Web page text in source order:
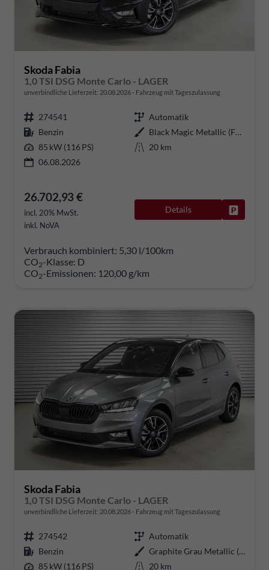
Skoda Fabia
1,0 TSI DSG Monte Carlo - LAGER
unverbindliche Lieferzeit: 20.08.2026 Fahrzeug mit Tageszulassung
274541
Automatik
Benzin
Black Magic Metallic (F9R)
85 kW (116 PS)
20 km
06.08.2026
26.702,93 €
incl. 20% MwSt.
inkl. NoVA
Details
Verbrauch kombiniert: 5,30 l/100km
CO2-Klasse: D
CO2-Emissionen: 120,00 g/km
Skoda Fabia
1,0 TSI DSG Monte Carlo - LAGER
unverbindliche Lieferzeit: 20.08.2026 Fahrzeug mit Tageszulassung
274542
Automatik
Benzin
Graphite Grau Metallic (5X)
85 kW (116 PS)
20 km